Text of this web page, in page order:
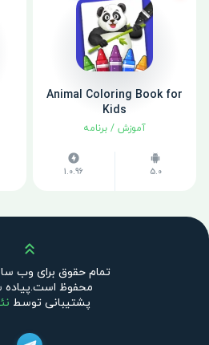
Animal Coloring Book for
Kids
آموزش / برنامه
5.0
1.0.96
بالا
تمام حقوق برای وب
محفوظ است.پیاده
پشتیبانی توسط